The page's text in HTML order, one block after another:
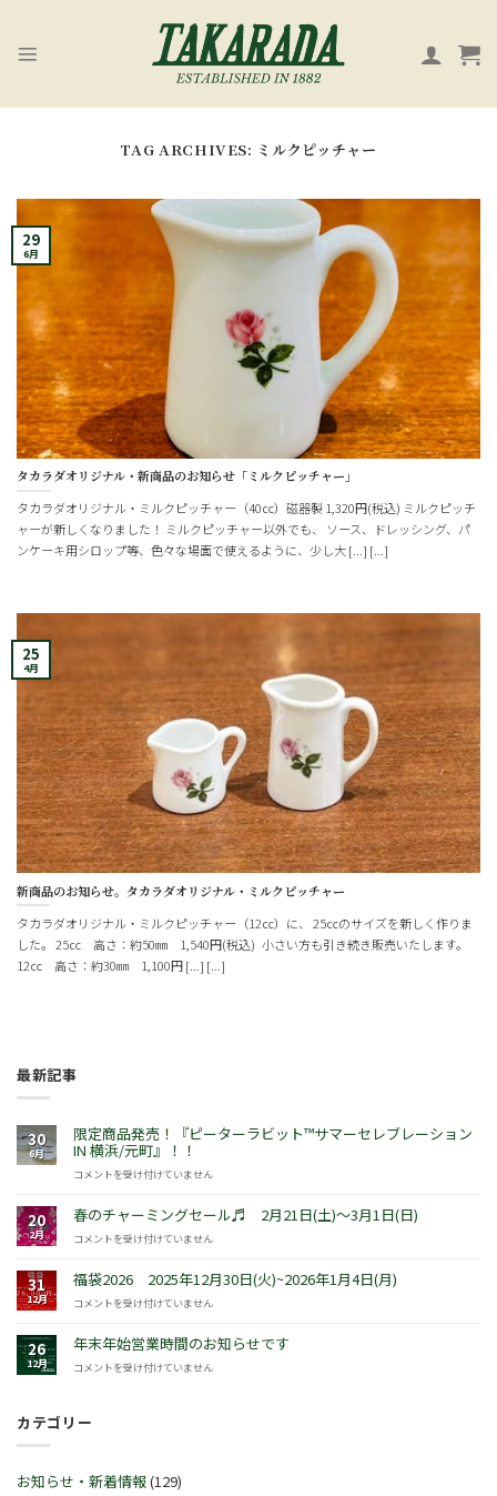
content
TAG ARCHIVES: ミルクピッチャー
タカラダオリジナル・新商品のお知らせ「ミルクピッチャー」
タカラダオリジナル・ミルクピッチャー（40㏄）磁器製 1,320円(税込) ミルクピッチ
ャーが新しくなりました！ ミルクピッチャー以外でも、 ソース、ドレッシング、パ
ンケーキ用シロップ等、色々な場面で使えるように、少し大 [...] [...]
29
6月
新商品のお知らせ。タカラダオリジナル・ミルクピッチャー
タカラダオリジナル・ミルクピッチャー（12㏄）に、 25㏄のサイズを新しく作りま
した。 25㏄ 高さ：約50㎜ 1,540円(税込) 小さい方も引き続き販売いたします。
12㏄ 高さ：約30㎜ 1,100円 [...] [...]
25
4月
最新記事
30
6月
限定商品発売！『ピーターラビット™サマーセレブレーション
IN 横浜/元町』！！
限
商
品
発
『ピ
ー
ラ
ビ
™
コメントを受け付けていません
20
2月
春のチャーミングセール♬ 2月21日(土)～3月1日(日)
春
チ
ャ
ー
ン
グ
ル
21
コメントを受け付けていません
31
12月
福袋2026 2025年12月30日(火)~2026年1月4日(月)
福
2026
2025
年
30
年
コメントを受け付けていません
26
12月
年末年始営業時間のお知らせです
年
始
コメントを受け付けていません
カテゴリー
お知らせ・新着情報(129)